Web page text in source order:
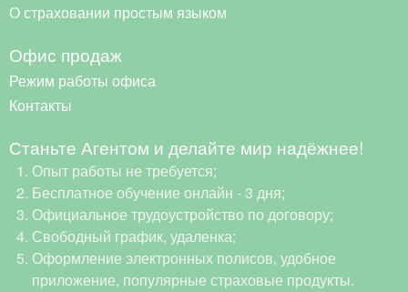
О страховании простым языком
Офис продаж
Режим работы офиса
Контакты
Станьте Агентом и делайте мир надёжнее!
Опыт работы не требуется;
Бесплатное обучение онлайн - 3 дня;
Официальное трудоустройство по договору;
Свободный график, удаленка;
Оформление электронных полисов, удобное
приложение, популярные страховые продукты.